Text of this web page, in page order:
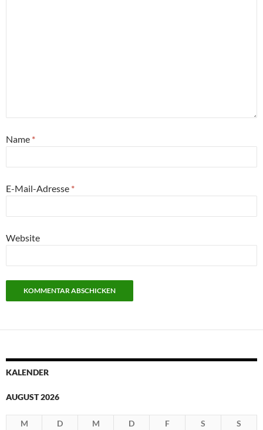
Name *
E-Mail-Adresse *
Website
KALENDER
AUGUST 2026
M D M D F S S